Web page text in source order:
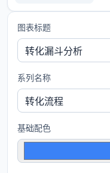
图表标题
系列名称
基础配色